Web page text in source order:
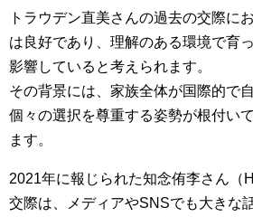
トラウデン直美さんの過去の交際に
は良好であり、理解のある環境で育
影響していると考えられます。
その背景には、家族全体が国際的で
個々の選択を尊重する姿勢が根付い
ます。
2021年に報じられた知念侑李さん（
交際は、メディアやSNSでも大きな